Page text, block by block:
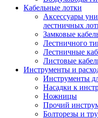
Кабельные лотки
Аксессуары
лестничных
Замковые
Лестничного
Лестничные
Листовые
Инструменты и
Инструменты
Насадки к
Ножницы
Прочий
Болторезы и